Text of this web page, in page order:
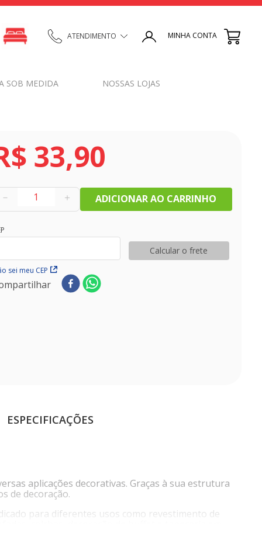
ATENDIMENTO MINHA CONTA
SOB MEDIDA NOSSAS LOJAS
33,90
＋
－ ADICIONAR AO CARRINHO
sei meu CEP
Calcular o frete
ESPECIFICAÇÕES
aplicações decorativas. Graças à sua estrutura
de decoração.
para diferentes usos como revestimento de